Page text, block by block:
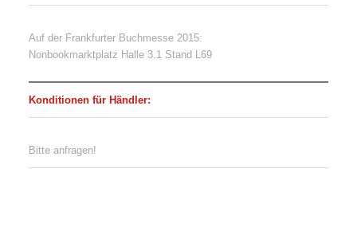
Auf der Frankfurter Buchmesse 2015:
Nonbookmarktplatz Halle 3.1 Stand L69
Konditionen für Händler:
Bitte anfragen!